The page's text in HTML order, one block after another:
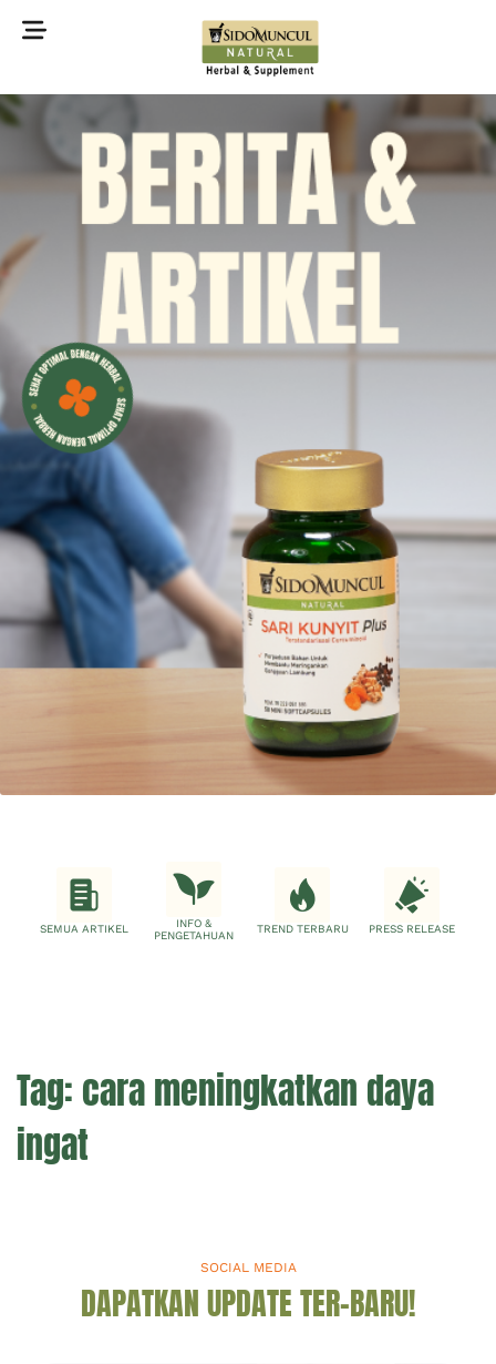
©2022 Sidomuncul Natural All right reserved
SEMUA ARTIKEL
INFO &
PENGETAHUAN
TREND TERBARU PRESS RELEASE
Tag: cara meningkatkan daya
ingat
SOCIAL MEDIA
DAPATKAN UPDATE TER-BARU!